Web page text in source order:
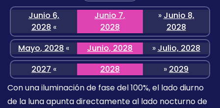
Junio 6,
2028 «
Junio 7,
2028
» Junio 8,
2028
Mayo, 2028 « Junio, 2028 » Julio, 2028
2027 « 2028 » 2029
Con una iluminación de fase del 100%, el lado diurno
de la luna apunta directamente al lado nocturno de